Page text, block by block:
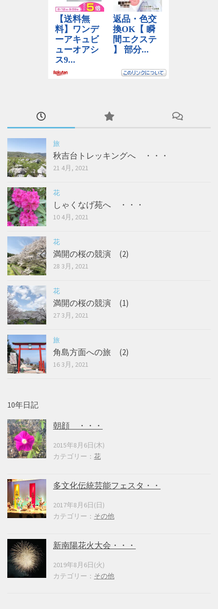
旅
秋吉台トレッキングへ ・・・
21 4月, 2021
花
しゃくなげ苑へ ・・・
10 4月, 2021
花
満開の桜の競演 (2)
28 3月, 2021
花
満開の桜の競演 (1)
27 3月, 2021
旅
角島方面への旅 (2)
16 3月, 2021
10年日記
朝顔 ・・・
2015年8月6日(木)
カテゴリー： 花
多文化伝統芸能フェスタ・・
2017年8月6日(日)
カテゴリー： その他
新南陽花火大会・・・
2019年8月6日(火)
カテゴリー： その他